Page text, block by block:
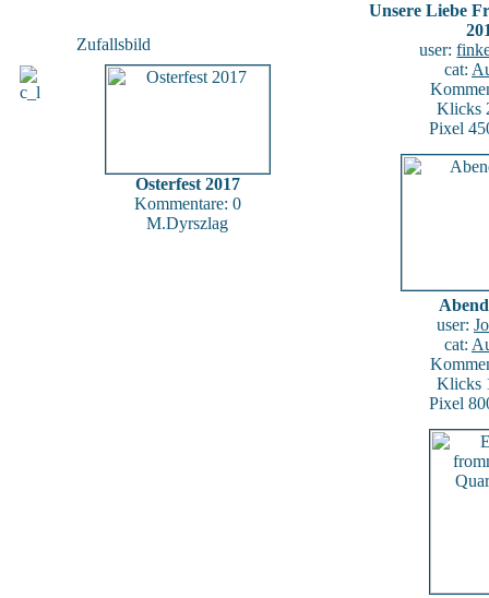
Zufallsbild
Osterfest 2017
Kommentare: 0
M.Dyrszlag
Unsere Liebe
user:
cat:
Klicks
Pixel
user:
cat:
Klicks
Pixel